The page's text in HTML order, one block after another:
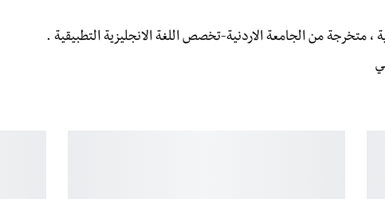
، متخرجة من الجامعة الاردنية-تخصص اللغة الانجليزية التطبيقية .